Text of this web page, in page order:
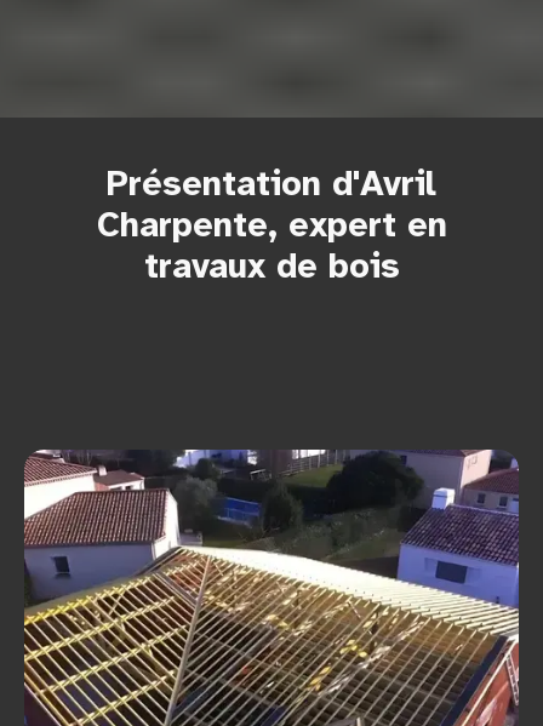
Présentation d'Avril
Charpente, expert en
travaux de bois